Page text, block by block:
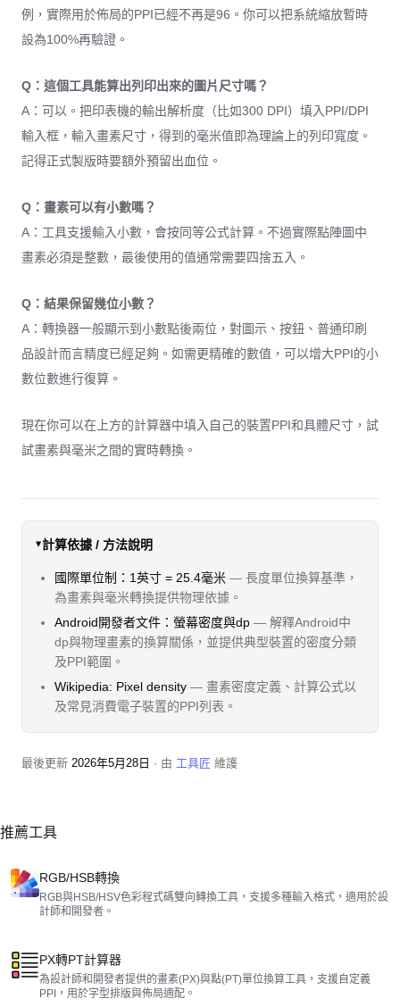
例，實際用於佈局的PPI已經不再是96。你可以把系統縮放暫時
設為100%再驗證。
Q：這個工具能算出列印出來的圖片尺寸嗎？
A：可以。把印表機的輸出解析度（比如300 DPI）填入PPI/DPI
輸入框，輸入畫素尺寸，得到的毫米值即為理論上的列印寬度。
記得正式製版時要額外預留出血位。
Q：畫素可以有小數嗎？
A：工具支援輸入小數，會按同等公式計算。不過實際點陣圖中
畫素必須是整數，最後使用的值通常需要四捨五入。
Q：結果保留幾位小數？
A：轉換器一般顯示到小數點後兩位，對圖示、按鈕、普通印刷
品設計而言精度已經足夠。如需更精確的數值，可以增大PPI的小
數位數進行復算。
現在你可以在上方的計算器中填入自己的裝置PPI和具體尺寸，試
試畫素與毫米之間的實時轉換。
計算依據 / 方法說明
國際單位制：1英寸 = 25.4毫米 — 長度單位換算基準，
為畫素與毫米轉換提供物理依據。
Android開發者文件：螢幕密度與dp — 解釋Android中
dp與物理畫素的換算關係，並提供典型裝置的密度分類
及PPI範圍。
Wikipedia: Pixel density — 畫素密度定義、計算公式以
及常見消費電子裝置的PPI列表。
最後更新 2026年5月28日 · 由 工具匠 維護
推薦工具
RGB/HSB轉換
RGB與HSB/HSV色彩程式碼雙向轉換工具，支援多種輸入格式，適用於設
計師和開發者。
PX轉PT計算器
為設計師和開發者提供的畫素(PX)與點(PT)單位換算工具，支援自定義
PPI，用於字型排版與佈局適配。